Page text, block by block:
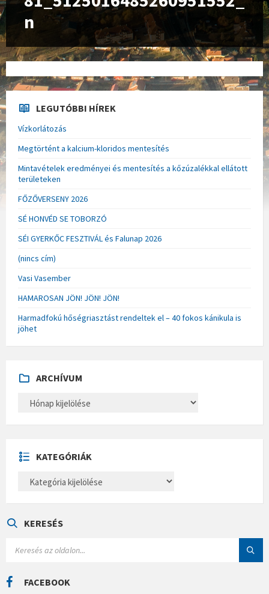
n
LEGUTÓBBI HÍREK
Vízkorlátozás
Megtörtént a kalcium-kloridos mentesítés
Mintavételek eredményei és mentesítés a kőzúzalékkal ellátott
területeken
FŐZŐVERSENY 2026
SÉ HONVÉD SE TOBORZÓ
SÉI GYERKŐC FESZTIVÁL és Falunap 2026
(nincs cím)
Vasi Vasember
HAMAROSAN JÖN! JÖN! JÖN!
Harmadfokú hőségriasztást rendeltek el – 40 fokos kánikula is
jöhet
ARCHÍVUM
H
U
M
KATEGÓRIÁK
E
Á
KERESÉS
C
H
FACEBOOK